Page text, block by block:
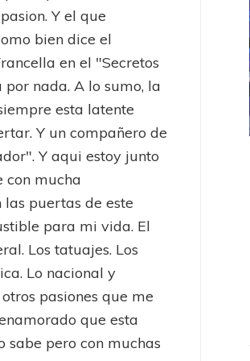
Y el que
bien dice el
en el "Secretos
nada. A lo sumo, la
esta latente
Y un compañero de
Y aqui estoy junto
con mucha
puertas de este
para mi vida. El
Los tatuajes. Los
Lo nacional y
pasiones que me
que esta
pero con muchas
UEFA CHAMPIONS LEAGUE
PSG celebró el bicampeonato